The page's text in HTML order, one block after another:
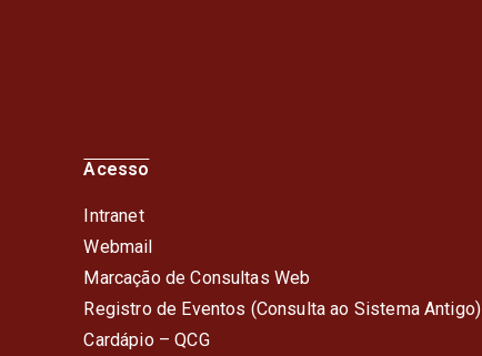
Acesso
Intranet
Webmail
Marcação de Consultas Web
Registro de Eventos (Consulta ao Sistema Antigo)
Cardápio – QCG